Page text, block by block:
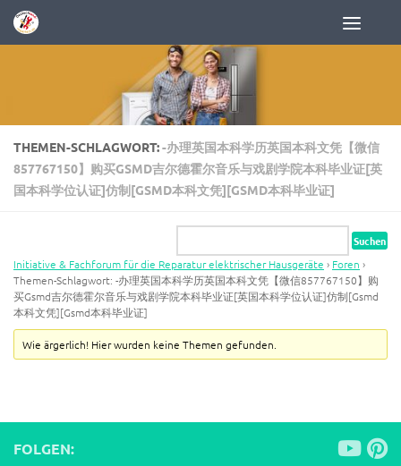
Zum Inhalt springen
THEMEN-SCHLAGWORT:-办理英国本科学历英国本科文凭【微信
857767150】购买GSMD吉尔德霍尔音乐与戏剧学院本科毕业证[英
国本科学位认证]仿制[GSMD本科文凭][GSMD本科毕业证]
Initiative & Fachforum für die Reparatur elektrischer Hausgeräte › Foren ›
Themen-Schlagwort: -办理英国本科学历英国本科文凭【微信857767150】购
买Gsmd吉尔德霍尔音乐与戏剧学院本科毕业证[英国本科学位认证]仿制[Gsmd
本科文凭][Gsmd本科毕业证]
Wie ärgerlich! Hier wurden keine Themen gefunden.
FOLGEN: